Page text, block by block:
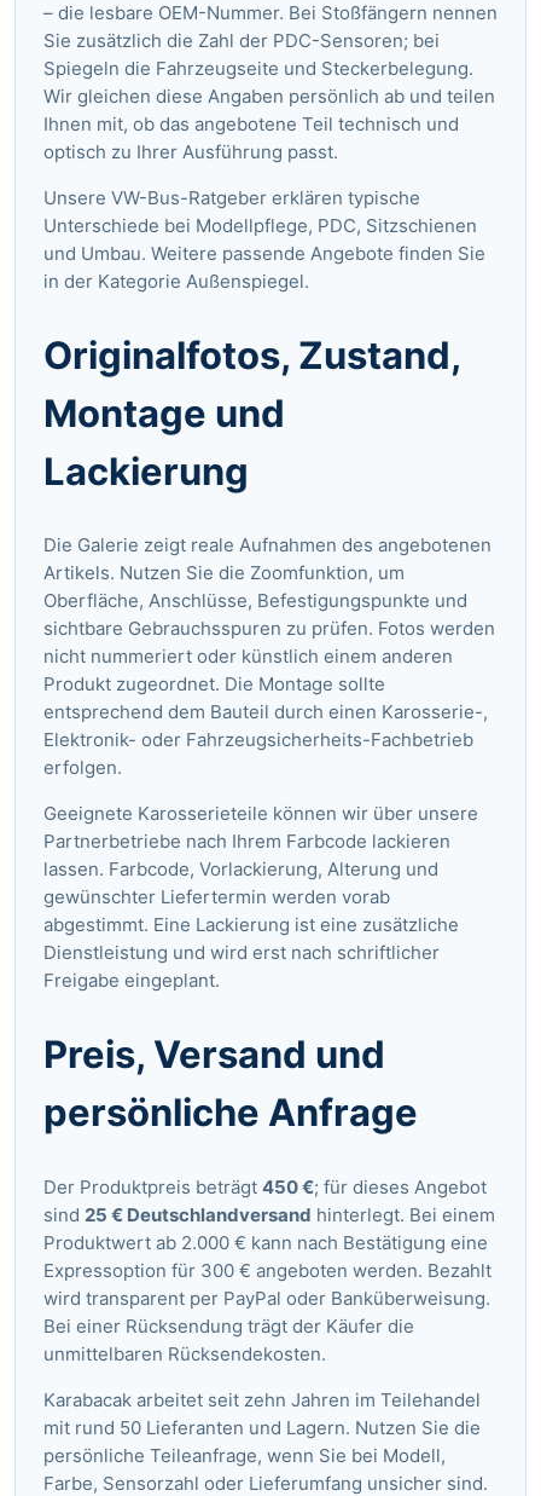
– die lesbare OEM-Nummer. Bei Stoßfängern nennen
Sie zusätzlich die Zahl der PDC-Sensoren; bei
Spiegeln die Fahrzeugseite und Steckerbelegung.
Wir gleichen diese Angaben persönlich ab und teilen
Ihnen mit, ob das angebotene Teil technisch und
optisch zu Ihrer Ausführung passt.
Unsere VW-Bus-Ratgeber erklären typische
Unterschiede bei Modellpflege, PDC, Sitzschienen
und Umbau. Weitere passende Angebote finden Sie
in der Kategorie Außenspiegel.
Originalfotos, Zustand,
Montage und
Lackierung
Die Galerie zeigt reale Aufnahmen des angebotenen
Artikels. Nutzen Sie die Zoomfunktion, um
Oberfläche, Anschlüsse, Befestigungspunkte und
sichtbare Gebrauchsspuren zu prüfen. Fotos werden
nicht nummeriert oder künstlich einem anderen
Produkt zugeordnet. Die Montage sollte
entsprechend dem Bauteil durch einen Karosserie-,
Elektronik- oder Fahrzeugsicherheits-Fachbetrieb
erfolgen.
Geeignete Karosserieteile können wir über unsere
Partnerbetriebe nach Ihrem Farbcode lackieren
lassen. Farbcode, Vorlackierung, Alterung und
gewünschter Liefertermin werden vorab
abgestimmt. Eine Lackierung ist eine zusätzliche
Dienstleistung und wird erst nach schriftlicher
Freigabe eingeplant.
Preis, Versand und
persönliche Anfrage
Der Produktpreis beträgt 450 €; für dieses Angebot
sind 25 € Deutschlandversand hinterlegt. Bei einem
Produktwert ab 2.000 € kann nach Bestätigung eine
Expressoption für 300 € angeboten werden. Bezahlt
wird transparent per PayPal oder Banküberweisung.
Bei einer Rücksendung trägt der Käufer die
unmittelbaren Rücksendekosten.
Karabacak arbeitet seit zehn Jahren im Teilehandel
mit rund 50 Lieferanten und Lagern. Nutzen Sie die
persönliche Teileanfrage, wenn Sie bei Modell,
Farbe, Sensorzahl oder Lieferumfang unsicher sind.